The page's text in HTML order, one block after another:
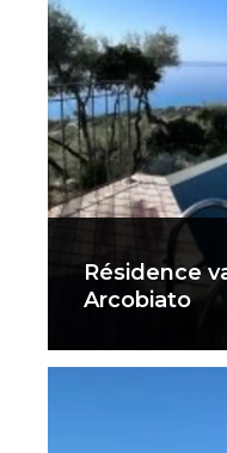
Résidence
Arcobiato